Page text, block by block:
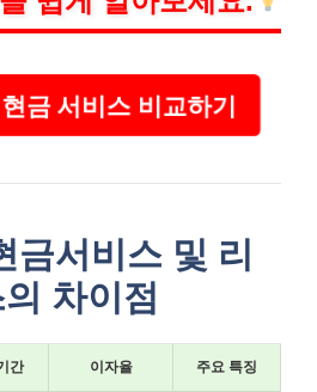
금 서비스 비교하기
금서비스 및 리
차이점
간 이자율 주요 특징